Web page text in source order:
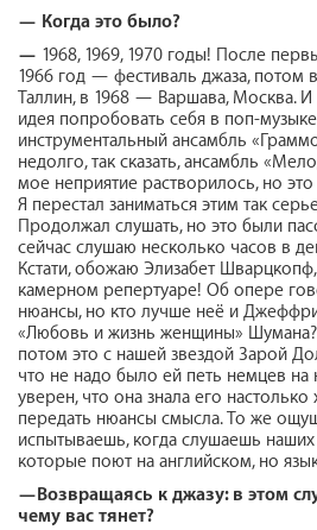
— Когда это было?
— 1968, 1969, 1970 годы! После
1966 год — фестиваль джаза, потом
Таллин, в 1968 — Варшава, Москва.
идея попробовать себя в поп-
инструментальный ансамбль
недолго, так сказать, ансамбль
мое неприятие растворилось, но
Я перестал заниматься этим так
Продолжал слушать, но это были
сейчас слушаю несколько часов в
Кстати, обожаю Элизабет
камерном репертуаре! Об опере
нюансы, но кто лучше неё и
«Любовь и жизнь женщины»
потом это с нашей звездой Зарой
что не надо было ей петь немцев
уверен, что она знала его
передать нюансы смысла. То же
испытываешь, когда слушаешь
которые поют на английском, но
—Возвращаясь к джазу: в этом
чему вас тянет?